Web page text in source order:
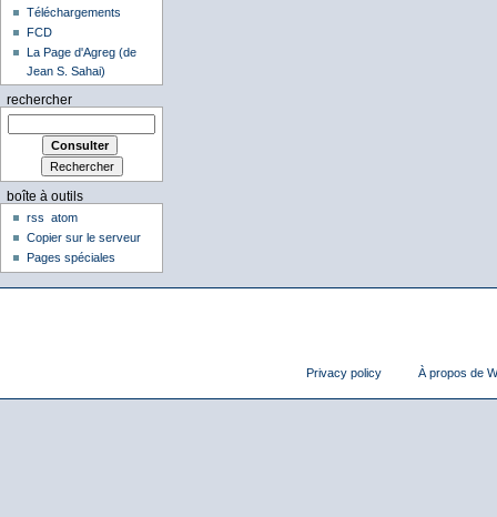
Téléchargements
FCD
La Page d'Agreg (de
Jean S. Sahai)
rechercher
boîte à outils
rss
atom
Copier sur le serveur
Pages spéciales
Privacy policy À propos de